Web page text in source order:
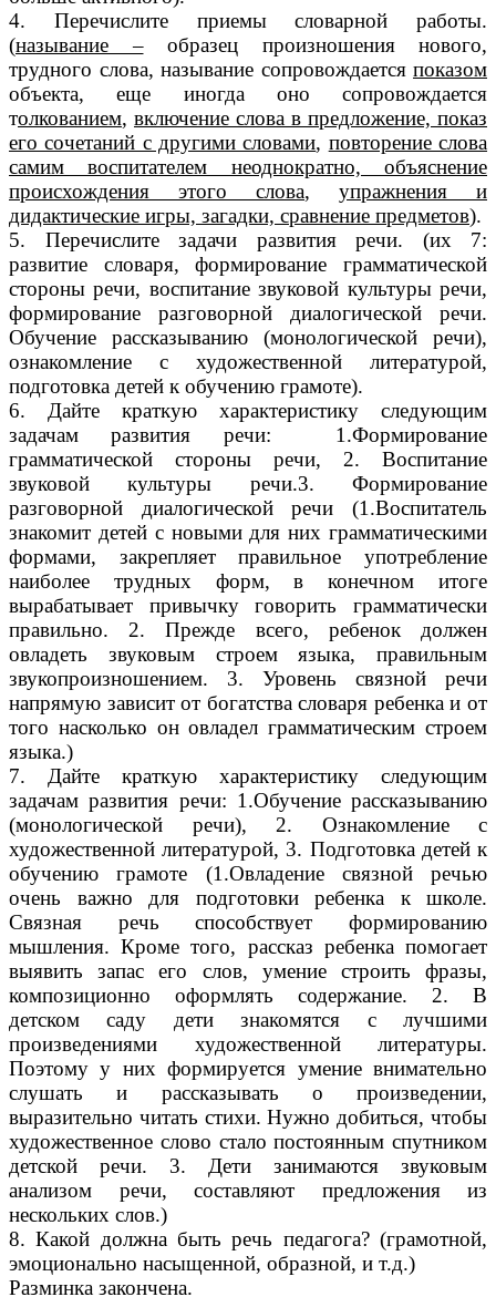
4. Перечислите приемы словарной работы.
(называние –образец произношения нового,
трудного слова, называние сопровождается показом
объекта, еще иногда оно сопровождается
толкованием, включение слова в предложение, показ
его сочетаний с другими словами, повторение слова
самим воспитателем неоднократно, объяснение
происхождения этого слова, упражнения и
дидактические игры, загадки, сравнение предметов).
5. Перечислите задачи развития речи. (их 7:
развитие словаря, формирование грамматической
стороны речи, воспитание звуковой культуры речи,
формирование разговорной диалогической речи.
Обучение рассказыванию (монологической речи),
ознакомление с художественной литературой,
подготовка детей к обучению грамоте).
6. Дайте краткую характеристику следующим
задачам развития речи: 1.Формирование
грамматической стороны речи, 2. Воспитание
звуковой культуры речи.3. Формирование
разговорной диалогической речи (1.Воспитатель
знакомит детей с новыми для них грамматическими
формами, закрепляет правильное употребление
наиболее трудных форм, в конечном итоге
вырабатывает привычку говорить грамматически
правильно. 2. Прежде всего, ребенок должен
овладеть звуковым строем языка, правильным
звукопроизношением. 3. Уровень связной речи
напрямую зависит от богатства словаря ребенка и от
того насколько он овладел грамматическим строем
языка.)
7. Дайте краткую характеристику следующим
задачам развития речи: 1.Обучение рассказыванию
(монологической речи), 2. Ознакомление с
художественной литературой, 3. Подготовка детей к
обучению грамоте (1.Овладение связной речью
очень важно для подготовки ребенка к школе.
Связная речь способствует формированию
мышления. Кроме того, рассказ ребенка помогает
выявить запас его слов, умение строить фразы,
композиционно оформлять содержание. 2. В
детском саду дети знакомятся с лучшими
произведениями художественной литературы.
Поэтому у них формируется умение внимательно
слушать и рассказывать о произведении,
выразительно читать стихи. Нужно добиться, чтобы
художественное слово стало постоянным спутником
детской речи. 3. Дети занимаются звуковым
анализом речи, составляют предложения из
нескольких слов.)
8. Какой должна быть речь педагога? (грамотной,
эмоционально насыщенной, образной, и т.д.)
Разминка закончена.